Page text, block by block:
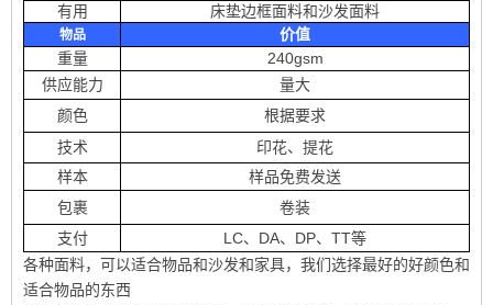
有用
床垫边框面料和沙发面料
物品
价值
重量
240gsm
供应能力
量大
颜色
根据要求
技术
印花、提花
样本
样品免费发送
包裹
卷装
支付
LC、DA、DP、TT等
各种面料，可以适合物品和沙发和家具，我们选择最好的好颜色和
适合物品的东西